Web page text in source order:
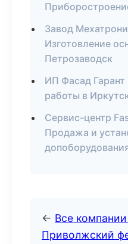
Завод
Изготовление
Петрозаводск
ИП Фасад
работы в
Сервис-центр
Продажа и
← Все
Приволжский